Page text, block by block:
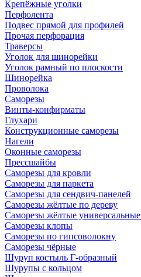
Крепёжные уголки
Перфолента
Подвес прямой для профилей
Прочая перфорация
Траверсы
Уголок для шинорейки
Уголок рамный по плоскости
Шинорейка
Проволока
Саморезы
Винты-конфирматы
Глухари
Конструкционные саморезы
Нагели
Оконные саморезы
Прессшайбы
Саморезы для кровли
Саморезы для паркета
Саморезы для сендвич-панелей
Саморезы жёлтые по дереву
Саморезы жёлтые
Саморезы клопы
Саморезы по гипсоволокну
Саморезы чёрные
Шуруп костыль Г-образный
Шурупы с кольцом